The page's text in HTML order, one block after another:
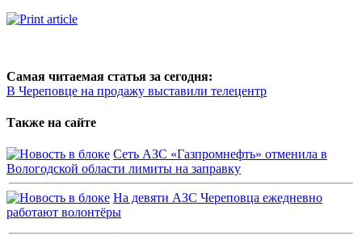
Самая читаемая статья за сегодня:
В Череповце на продажу выставили телецентр
Также на сайте
Сеть АЗС «Газпромнефть» отменила в
Вологодской области лимиты на заправку
На девяти АЗС Череповца ежедневно
работают волонтёры